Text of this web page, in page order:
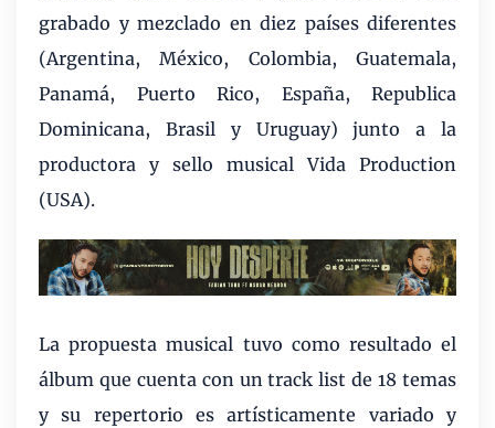
grabado y mezclado en diez países diferentes
(Argentina, México, Colombia, Guatemala,
Panamá, Puerto Rico, España, Republica
Dominicana, Brasil y Uruguay) junto a la
productora y sello musical Vida Production
(USA).
La propuesta musical tuvo como resultado el
álbum que cuenta con un track list de 18 temas
y su repertorio es artísticamente variado y